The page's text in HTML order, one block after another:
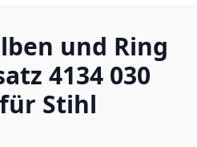
und Ring
4134 030
Stihl